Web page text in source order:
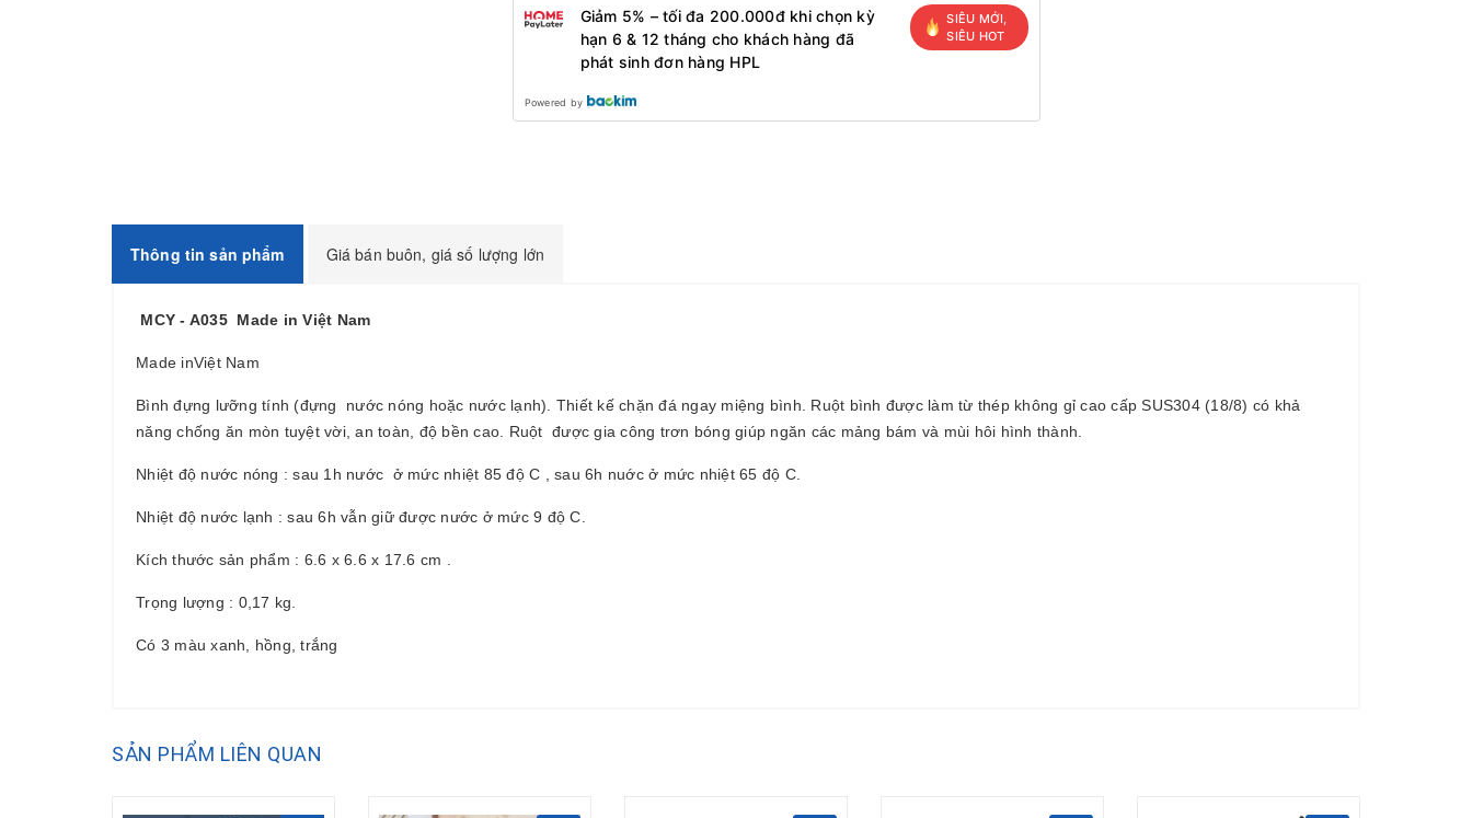
Giảm 5% – tối đa 200.000đ khi chọn kỳ
hạn 6 & 12 tháng cho khách hàng đã
phát sinh đơn hàng HPL
SIÊU MỚI,
SIÊU HOT
Powered by
Thông tin sản phẩm Giá bán buôn, giá số lượng lớn
MCY - A035 Made in Việt Nam
Made inViệt Nam
Bình đựng lưỡng tính (đựng nước nóng hoặc nước lạnh). Thiết kế chặn đá ngay miệng bình. Ruột bình được làm từ thép không gỉ cao cấp SUS304 (18/8) có khả
năng chống ăn mòn tuyệt vời, an toàn, độ bền cao. Ruột được gia công trơn bóng giúp ngăn các mảng bám và mùi hôi hình thành.
Nhiệt độ nước nóng : sau 1h nước ở mức nhiệt 85 độ C , sau 6h nuớc ở mức nhiệt 65 độ C.
Nhiệt độ nước lạnh : sau 6h vẫn giữ được nước ở mức 9 độ C.
Kích thước sản phẩm : 6.6 x 6.6 x 17.6 cm .
Trọng lượng : 0,17 kg.
Có 3 màu xanh, hồng, trắng
SẢN PHẨM LIÊN QUAN